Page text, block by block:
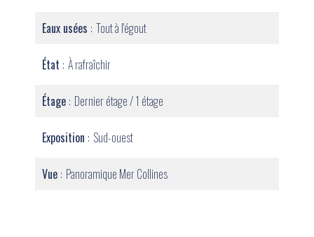
Eaux usées Tout à l'égout
État À rafraîchir
Étage Dernier étage / 1 étage
Exposition Sud-ouest
Vue Panoramique Mer Collines